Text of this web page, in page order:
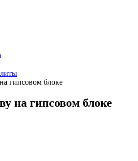
гипсовом блоке
на гипсовом блоке